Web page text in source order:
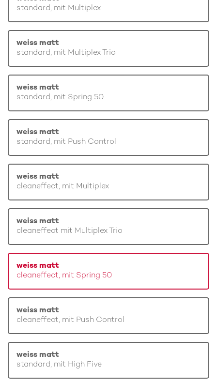
standard, mit Multiplex
weiss matt
standard, mit Multiplex Trio
weiss matt
standard, mit Spring 50
weiss matt
standard, mit Push Control
weiss matt
cleaneffect, mit Multiplex
weiss matt
cleaneffect mit Multiplex Trio
weiss matt
cleaneffect, mit Spring 50
weiss matt
cleaneffect, mit Push Control
weiss matt
standard, mit High Five